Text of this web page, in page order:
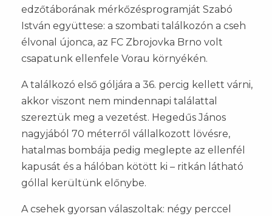
edzőtáborának mérkőzésprogramját Szabó
István együttese: a szombati találkozón a cseh
élvonal újonca, az FC Zbrojovka Brno volt
csapatunk ellenfele Vorau környékén.
A találkozó első góljára a 36. percig kellett várni,
akkor viszont nem mindennapi találattal
szereztük meg a vezetést. Hegedűs János
nagyjából 70 méterről vállalkozott lövésre,
hatalmas bombája pedig meglepte az ellenfél
kapusát és a hálóban kötött ki – ritkán látható
góllal kerültünk előnybe.
A csehek gyorsan válaszoltak: négy perccel